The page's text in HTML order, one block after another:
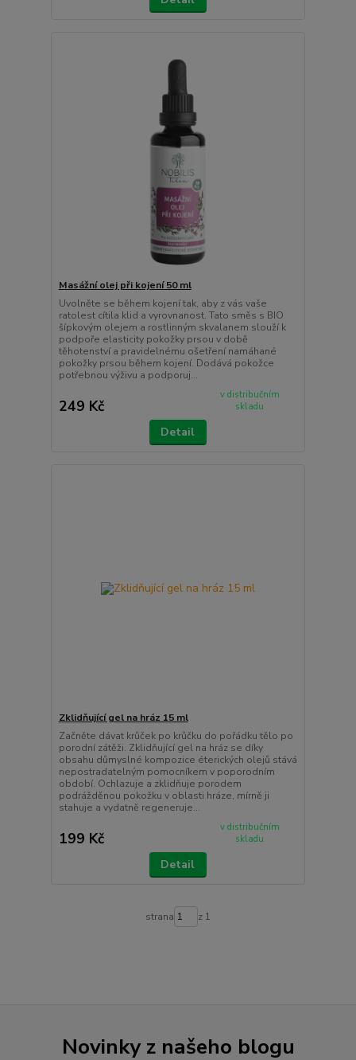
Masážní olej při kojení 50 ml
Uvolněte se během kojení tak, aby z vás vaše
ratolest cítila klid a vyrovnanost. Tato směs s BIO
šípkovým olejem a rostlinným skvalanem slouží k
podpoře elasticity pokožky prsou v době
těhotenství a pravidelnému ošetření namáhané
pokožky prsou během kojení. Dodává pokožce
potřebnou výživu a podporuj...
249 Kč
v distribučním
skladu
Detail
Zklidňující gel na hráz 15 ml
Začněte dávat krůček po krůčku do pořádku tělo po
porodní zátěži. Zklidňující gel na hráz se díky
obsahu důmyslné kompozice éterických olejů stává
nepostradatelným pomocníkem v poporodním
období. Ochlazuje a zklidňuje porodem
podrážděnou pokožku v oblasti hráze, mírně ji
stahuje a vydatně regeneruje...
199 Kč
v distribučním
skladu
Detail
strana z 1
Novinky z našeho blogu